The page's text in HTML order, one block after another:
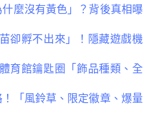
麼沒有黃色」？背後真相曝
卻孵不出來」！隱藏遊戲機
育館鑰匙圈「飾品種類、全
「風鈴草、限定徽章、爆量